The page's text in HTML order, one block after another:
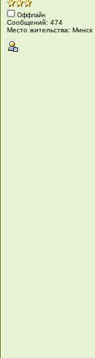
Оффлайн
Сообщений: 474
Место жительства: Минск